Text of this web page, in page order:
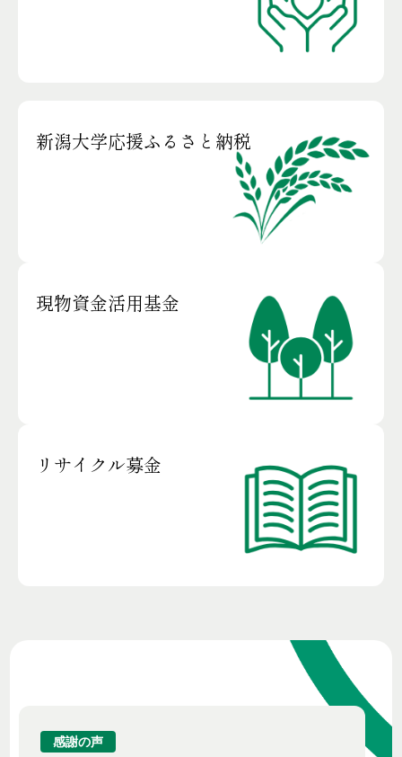
新潟大学応援ふるさと納税
現物資金活用基金
リサイクル募金
感謝の声